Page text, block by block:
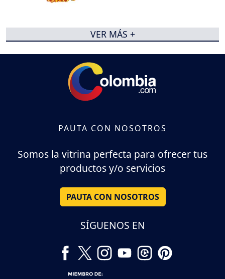
VER MÁS +
PAUTA CON NOSOTROS
Somos la vitrina perfecta para ofrecer tus
productos y/o servicios
PAUTA CON NOSOTROS
SÍGUENOS EN